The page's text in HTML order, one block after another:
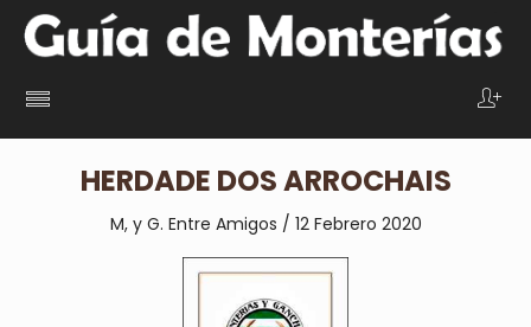
HERDADE DOS ARROCHAIS
M, y G. Entre Amigos / 12 Febrero 2020